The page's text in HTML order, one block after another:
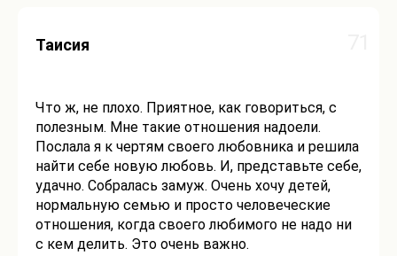
Таисия
Что ж, не плохо. Приятное, как говориться, с
полезным. Мне такие отношения надоели.
Послала я к чертям своего любовника и решила
найти себе новую любовь. И, представьте себе,
удачно. Собралась замуж. Очень хочу детей,
нормальную семью и просто человеческие
отношения, когда своего любимого не надо ни
с кем делить. Это очень важно.